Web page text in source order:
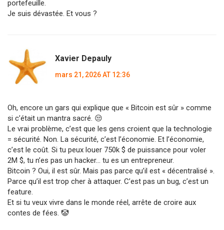
portefeuille.
Je suis dévastée. Et vous ?
Xavier Depauly
mars 21, 2026 AT 12:36
Oh, encore un gars qui explique que « Bitcoin est sûr » comme
si c’était un mantra sacré. 😒
Le vrai problème, c’est que les gens croient que la technologie
= sécurité. Non. La sécurité, c’est l’économie. Et l’économie,
c’est le coût. Si tu peux louer 750k $ de puissance pour voler
2M $, tu n’es pas un hacker… tu es un entrepreneur.
Bitcoin ? Oui, il est sûr. Mais pas parce qu’il est « décentralisé ».
Parce qu’il est trop cher à attaquer. C’est pas un bug, c’est un
feature.
Et si tu veux vivre dans le monde réel, arrête de croire aux
contes de fées. 🤡